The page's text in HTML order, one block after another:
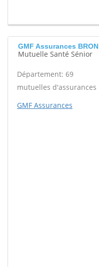
GMF Assurances BRON
Mutuelle Santé Sénior
Département: 69
mutuelles d'assurances
GMF Assurances